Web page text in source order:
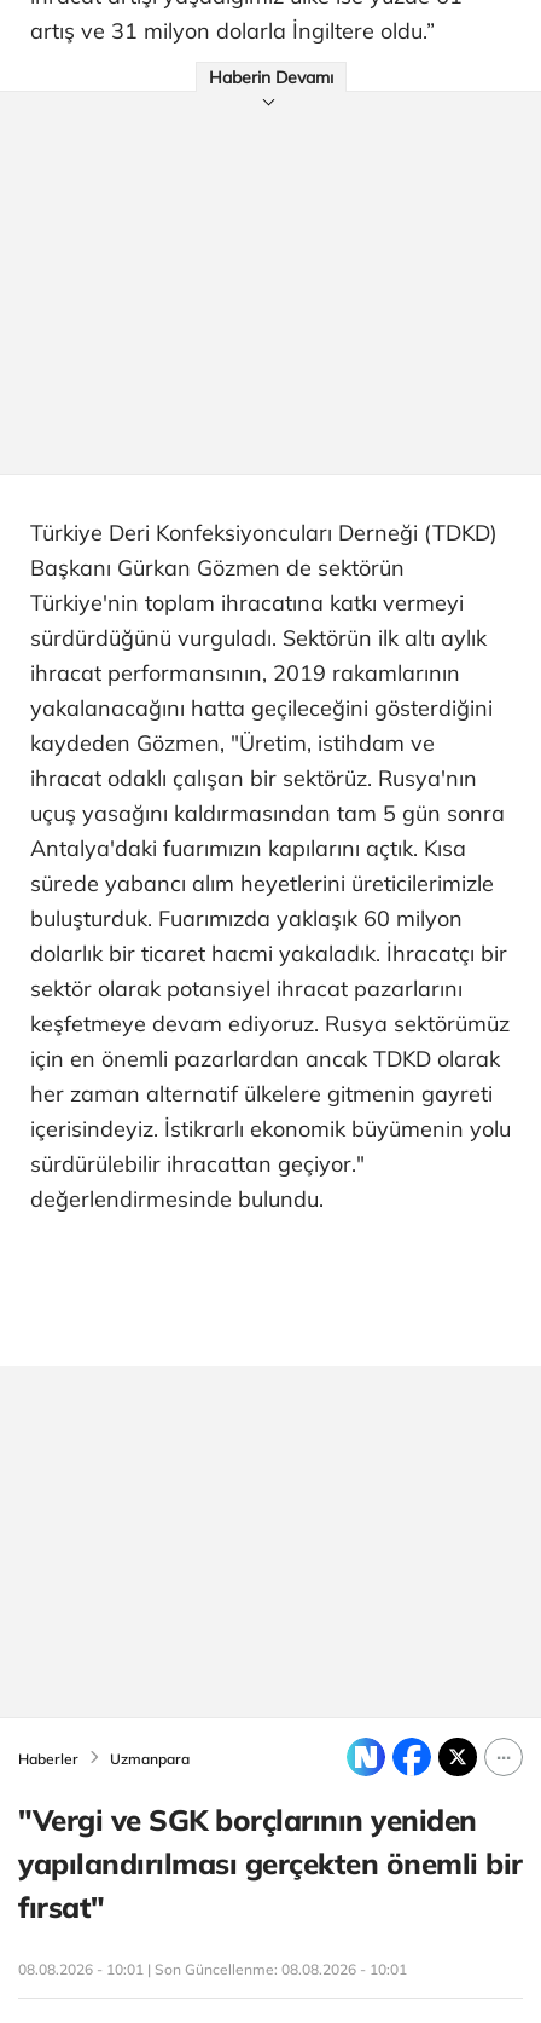
artış ve 31 milyon dolarla İngiltere oldu.”
Haberin Devamı
Türkiye Deri Konfeksiyoncuları Derneği (TDKD)
Başkanı Gürkan Gözmen de sektörün
Türkiye'nin toplam ihracatına katkı vermeyi
sürdürdüğünü vurguladı. Sektörün ilk altı aylık
ihracat performansının, 2019 rakamlarının
yakalanacağını hatta geçileceğini gösterdiğini
kaydeden Gözmen, "Üretim, istihdam ve
ihracat odaklı çalışan bir sektörüz. Rusya'nın
uçuş yasağını kaldırmasından tam 5 gün sonra
Antalya'daki fuarımızın kapılarını açtık. Kısa
sürede yabancı alım heyetlerini üreticilerimizle
buluşturduk. Fuarımızda yaklaşık 60 milyon
dolarlık bir ticaret hacmi yakaladık. İhracatçı bir
sektör olarak potansiyel ihracat pazarlarını
keşfetmeye devam ediyoruz. Rusya sektörümüz
için en önemli pazarlardan ancak TDKD olarak
her zaman alternatif ülkelere gitmenin gayreti
içerisindeyiz. İstikrarlı ekonomik büyümenin yolu
sürdürülebilir ihracattan geçiyor."
değerlendirmesinde bulundu.
Haberler Uzmanpara
"Vergi ve SGK borçlarının yeniden
yapılandırılması gerçekten önemli bir
fırsat"
08.08.2026 - 10:01 | Son Güncellenme: 08.08.2026 - 10:01